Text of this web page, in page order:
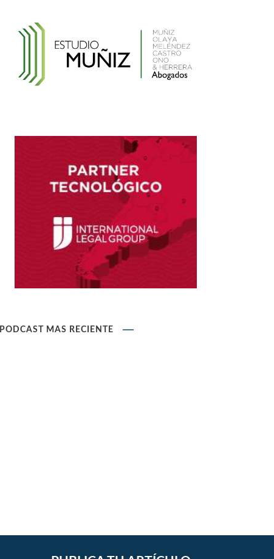
Reglamento de la Ley N° 30024, que crea
el Registro Nacional de Historias Clínicas
Electrónicas
Supervisores del INDECOPI
Ley que protege a la madre trabajadora
contra el despido arbitrario
Ley que modifica el TUO de la Ley del
Sistema Privado de AFPs
Sociedades
PODCAST MÁS RECIENTE